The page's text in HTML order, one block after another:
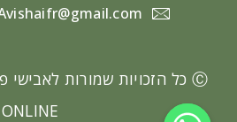
Ⓒכל הזכויות שמורות לאבישי